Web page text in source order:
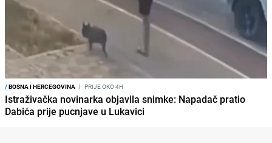
/BOSNA I HERCEGOVINA I PRIJE OKO 4H
Istraživačka novinarka objavila snimke: Napadač pratio
Dabića prije pucnjave u Lukavici